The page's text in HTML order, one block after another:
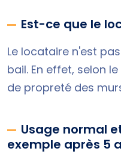
Est-ce que le
Le locataire n'est
bail. En effet, selon
de propreté des
Usage normal
exemple après 5